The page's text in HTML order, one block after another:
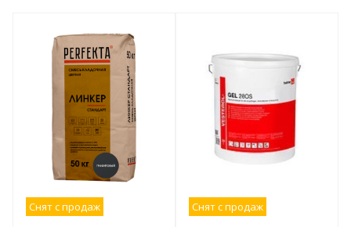
Снят с продаж Снят с продаж